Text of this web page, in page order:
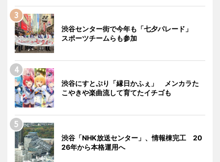
渋谷センター街で今年も「七夕パレード」
スポーツチームらも参加
渋谷にすとぷり「縁日かふぇ」 メンカラた
こやきや楽曲流して育てたイチゴも
渋谷「NHK放送センター」、情報棟完工 20
26年から本格運用へ